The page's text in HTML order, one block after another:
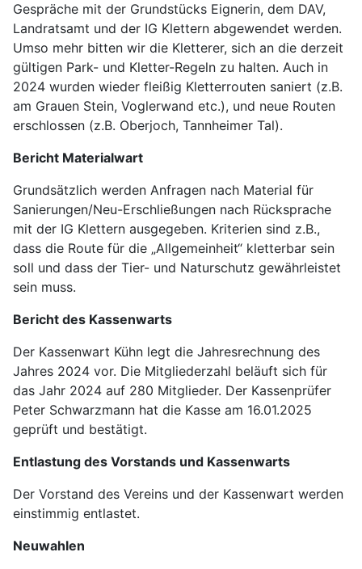
Gespräche mit der Grundstücks Eignerin, dem DAV,
Landratsamt und der IG Klettern abgewendet werden.
Umso mehr bitten wir die Kletterer, sich an die derzeit
gültigen Park- und Kletter-Regeln zu halten. Auch in
2024 wurden wieder fleißig Kletterrouten saniert (z.B.
am Grauen Stein, Voglerwand etc.), und neue Routen
erschlossen (z.B. Oberjoch, Tannheimer Tal).
Bericht Materialwart
Grundsätzlich werden Anfragen nach Material für
Sanierungen/Neu-Erschließungen nach Rücksprache
mit der IG Klettern ausgegeben. Kriterien sind z.B.,
dass die Route für die „Allgemeinheit“ kletterbar sein
soll und dass der Tier- und Naturschutz gewährleistet
sein muss.
Bericht des Kassenwarts
Der Kassenwart Kühn legt die Jahresrechnung des
Jahres 2024 vor. Die Mitgliederzahl beläuft sich für
das Jahr 2024 auf 280 Mitglieder. Der Kassenprüfer
Peter Schwarzmann hat die Kasse am 16.01.2025
geprüft und bestätigt.
Entlastung des Vorstands und Kassenwarts
Der Vorstand des Vereins und der Kassenwart werden
einstimmig entlastet.
Neuwahlen